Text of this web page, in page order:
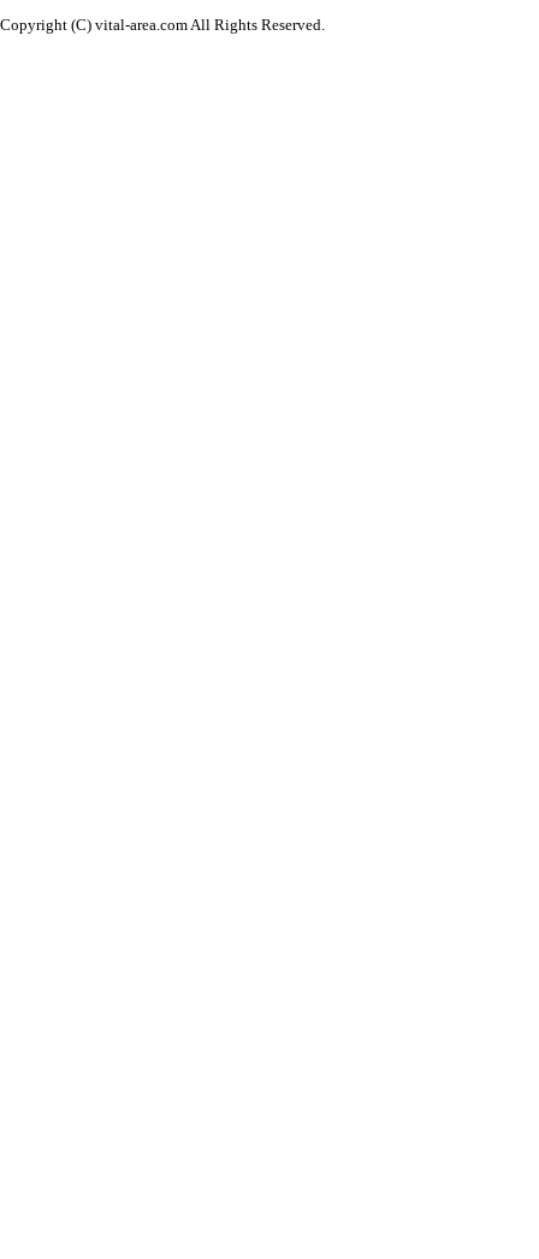
Copyright (C) vital-area.com All Rights Reserved.